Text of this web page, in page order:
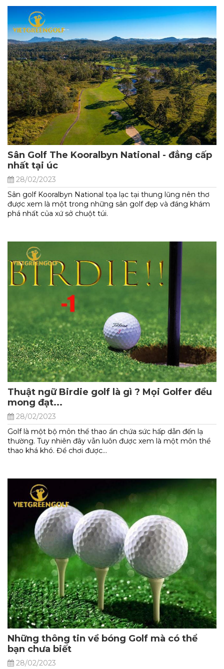
Sân Golf The Kooralbyn National - đẳng cấp
nhất tại úc
28/02/2023
Sân golf Kooralbyn National tọa lạc tại thung lũng nên thơ
được xem là một trong những sân golf đẹp và đáng khám
phá nhất của xứ sở chuột túi.
Thuật ngữ Birdie golf là gì ? Mọi Golfer đều
mong đạt...
28/02/2023
Golf là một bộ môn thể thao ẩn chứa sức hấp dẫn đến lạ
thường. Tuy nhiên đây vẫn luôn được xem là một môn thể
thao khá khó. Để chơi được...
Những thông tin về bóng Golf mà có thể
bạn chưa biết
28/02/2023